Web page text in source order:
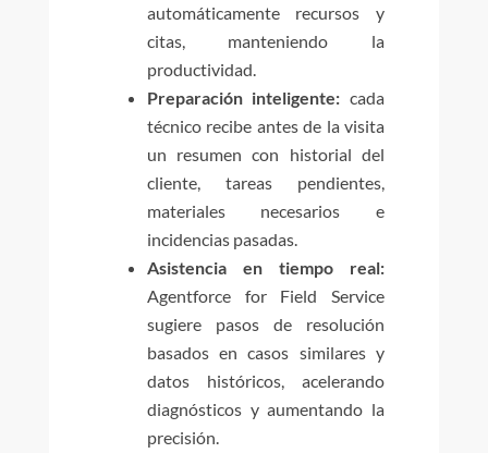
automáticamente recursos y
citas, manteniendo la
productividad.
Preparación inteligente: cada
técnico recibe antes de la visita
un resumen con historial del
cliente, tareas pendientes,
materiales necesarios e
incidencias pasadas.
Asistencia en tiempo real:
Agentforce for Field Service
sugiere pasos de resolución
basados en casos similares y
datos históricos, acelerando
diagnósticos y aumentando la
precisión.